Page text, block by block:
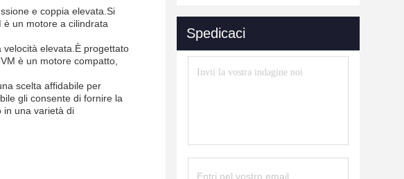
e coppia elevata.Si
un motore a cilindrata
elevata.È progettato
è un motore compatto,
scelta affidabile per
gli consente di fornire la
in una varietà di
Spedicaci